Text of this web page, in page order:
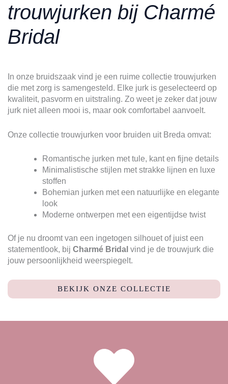
trouwjurken bij Charmé
Bridal
In onze bruidszaak vind je een ruime collectie trouwjurken
die met zorg is samengesteld. Elke jurk is geselecteerd op
kwaliteit, pasvorm en uitstraling. Zo weet je zeker dat jouw
jurk niet alleen mooi is, maar ook comfortabel aanvoelt.
Onze collectie trouwjurken voor bruiden uit Breda omvat:
Romantische jurken met tule, kant en fijne details
Minimalistische stijlen met strakke lijnen en luxe
stoffen
Bohemian jurken met een natuurlijke en elegante
look
Moderne ontwerpen met een eigentijdse twist
Of je nu droomt van een ingetogen silhouet of juist een
statementlook, bij Charmé Bridal vind je de trouwjurk die
jouw persoonlijkheid weerspiegelt.
BEKIJK ONZE COLLECTIE